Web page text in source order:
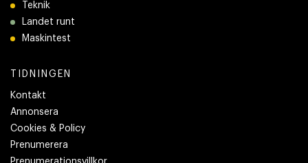
Teknik
Landet runt
Maskintest
TIDNINGEN
Kontakt
Annonsera
Cookies & Policy
Prenumerera